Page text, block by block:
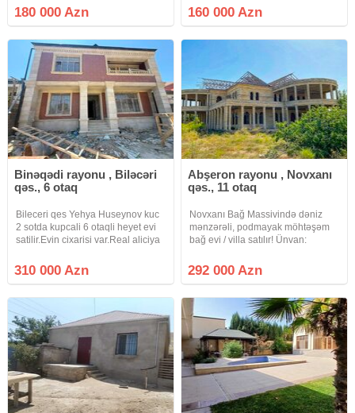
inşa edilmişdir.Həyətində meyvə
agaclari genış həyəti var.Ev 7/24
180 000 Azn
ewyasi ile (texnikasiz) bag evi
satilir. Senedi- Cixariw torpaga.
160 000 Azn
Binəqədi rayonu , Biləcəri
qəs., 6 otaq
Bileceri qes Yehya Huseynov kuc
2 sotda kupcali 6 otaqli heyet evi
satilir.Evin cixarisi var.Real aliciya
Azn
310 000 Azn
Abşeron rayonu , Novxanı
qəs., 11 otaq
Novxanı Bağ Massivində dəniz
mənzərəli, podmayak möhtəşəm
bağ evi / villa satılır! Ünvan:
sahəsi: 33 sot (kvadrat şəkilli
böyük ərazi) Evin sahəsi: 609 kv.m
292 000 Azn